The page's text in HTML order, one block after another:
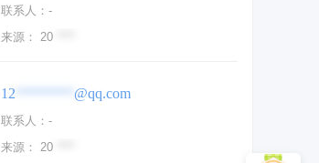
联系人： -
来源： 20
12 @qq.com
联系人： -
来源： 20